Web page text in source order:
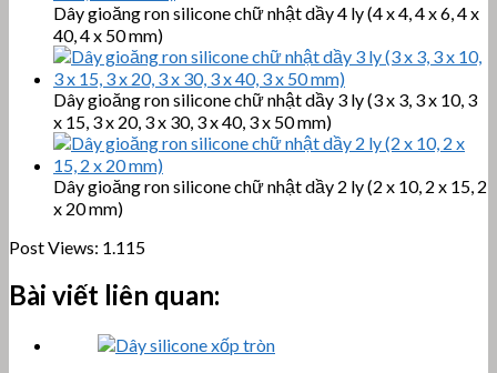
Dây gioăng ron silicone chữ nhật dầy 4 ly (4 x 4, 4 x 6, 4 x
40, 4 x 50 mm)
Dây gioăng ron silicone chữ nhật dầy 3 ly (3 x 3, 3 x 10, 3
x 15, 3 x 20, 3 x 30, 3 x 40, 3 x 50 mm)
Dây gioăng ron silicone chữ nhật dầy 2 ly (2 x 10, 2 x 15, 2
x 20 mm)
Post Views: 1.115
Bài viết liên quan: